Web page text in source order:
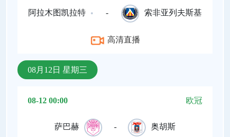
阿拉木图凯拉特 - 索非亚列夫斯基
高清直播
08月12日 星期三
08-12 00:00 欧冠
萨巴赫 - 奥胡斯